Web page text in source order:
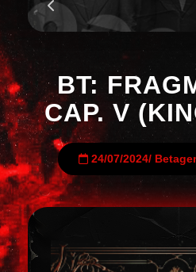
BT:
CAP. V
24/07/2024/